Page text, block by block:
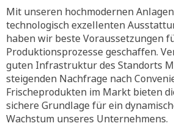
Mit unseren hochmodernen
technologisch exzellenten
haben wir beste Voraussetzungen
Produktionsprozesse geschaffen.
guten Infrastruktur des Standorts
steigenden Nachfrage nach
Frischeprodukten im Markt bieten
sichere Grundlage für ein
Wachstum unseres Unternehmens.